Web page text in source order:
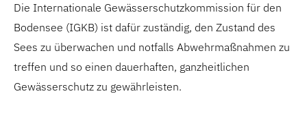
Die Internationale Gewässerschutzkommission für den
Bodensee (IGKB) ist dafür zuständig, den Zustand des
Sees zu überwachen und notfalls Abwehrmaßnahmen zu
treffen und so einen dauerhaften, ganzheitlichen
Gewässerschutz zu gewährleisten.